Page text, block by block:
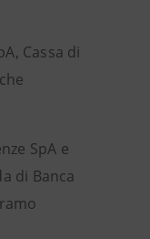
Cassa di
SpA e
di Banca